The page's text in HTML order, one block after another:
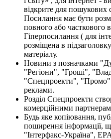
відкрите для пошукових
Посилання має бути
повного або часткового
Гіперпосилання ( для
розміщена в
матеріалу.
Новини з позначками
"Регіони", "Гроші",
"Спецпроекти", "Промо"
реклами.
Розділ Спецпроекти
комерційними
Будь яке копіювання,
поширення інформації,
"Інтерфакс-Україна",